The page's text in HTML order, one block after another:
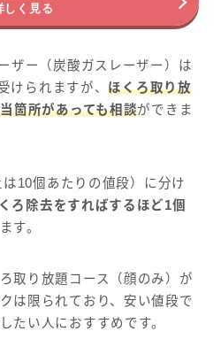
しく見る
ザー（炭酸ガスレーザー）は
けられますが、ほくろ取り放
箇所があっても相談ができま
10個あたりの値段）に分け
ろ除去をすればするほど1個
す。
取り放題コース（顔のみ）が
は限られており、安い値段で
たい人におすすめです。